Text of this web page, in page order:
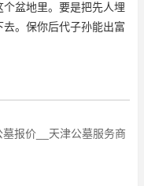
盆地里。要是把先人埋
。保你后代子孙能出富
报价__天津公墓服务商